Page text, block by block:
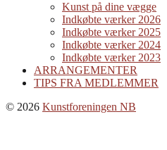
menu
Kunst på dine vægge
Indkøbte værker 2026
Indkøbte værker 2025
Indkøbte værker 2024
Indkøbte værker 2023
ARRANGEMENTER
TIPS FRA MEDLEMMER
© 2026 Kunstforeningen NB